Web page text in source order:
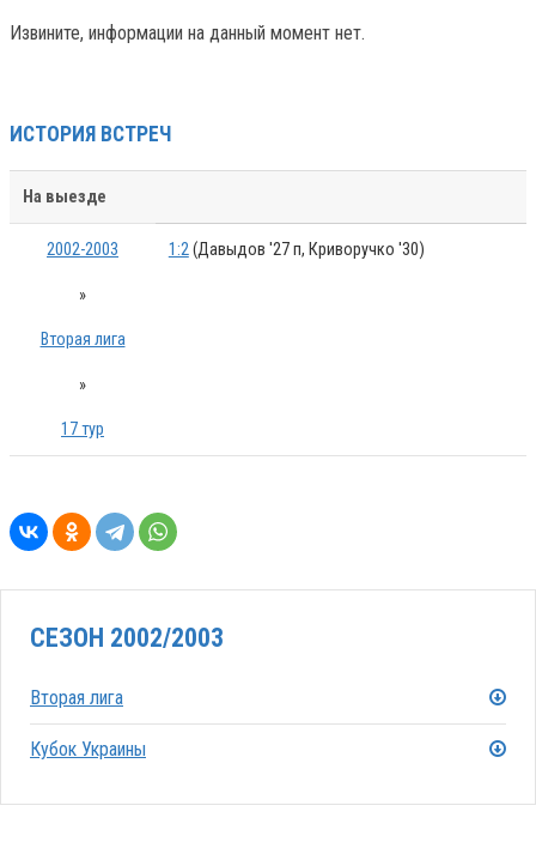
Извините, информации на данный момент нет.
ИСТОРИЯ ВСТРЕЧ
На выезде
2002-2003
»
Вторая лига
»
17 тур
1:2(Давыдов '27 п, Криворучко '30)
СЕЗОН 2002/2003
Вторая лига
Кубок Украины